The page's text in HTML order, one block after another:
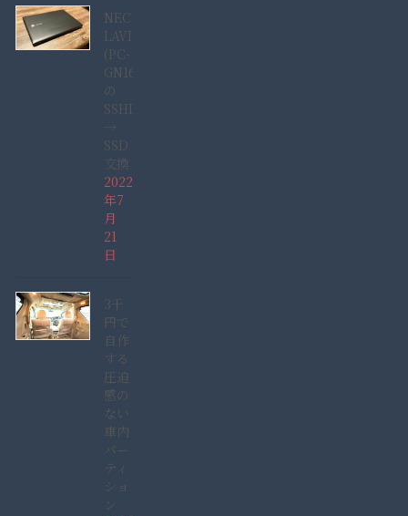
NEC
LAVIE
(PC-
GN165GDAD)
の
SSHD
→
SSD
交換
2022
年7
月
21
日
3千
円で
自作
する
圧迫
感の
ない
車内
パー
ティ
ショ
ン